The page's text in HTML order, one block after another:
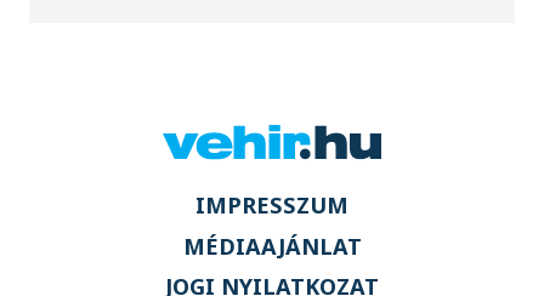
IMPRESSZUM
MÉDIAAJÁNLAT
JOGI NYILATKOZAT